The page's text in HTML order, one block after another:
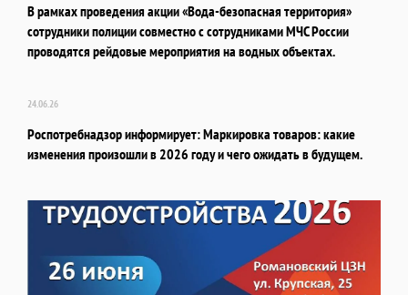
В рамках проведения акции «Вода-безопасная территория»
сотрудники полиции совместно с сотрудниками МЧС России
проводятся рейдовые мероприятия на водных объектах.
24.06.26
Роспотребнадзор информирует: Маркировка товаров: какие
изменения произошли в 2026 году и чего ожидать в будущем.